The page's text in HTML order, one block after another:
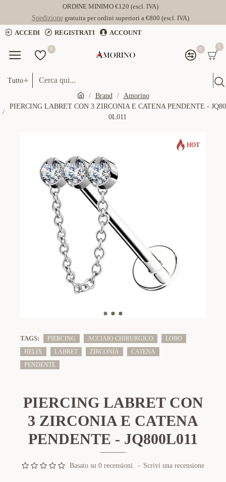
ORDINE MINIMO €120 (escl. IVA)
Spedizionegratuita per ordini superiori a €800 (escl. IVA)
ACCEDI
REGISTRATI ACCOUNT
0 0 0
Tutto
Brand
Amorino
PIERCING LABRET CON 3 ZIRCONIA E CATENA PENDENTE - JQ80
0L011
HOT
TAGS: PIERCING ACCIAIO CHIRURGICO
LOBO
HELIX
LABRET ZIRCONIA
CATENA
PENDENTE
PIERCING LABRET CON
3 ZIRCONIA E CATENA
PENDENTE - JQ800L011
Basato su 0 recensioni. - Scrivi una recensione